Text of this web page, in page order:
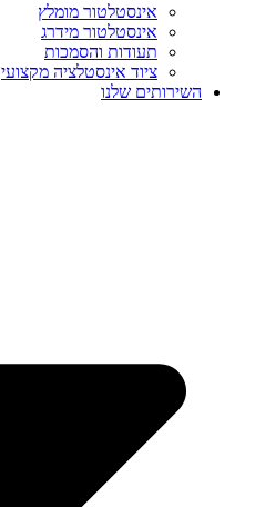
אינסטלטור מומלץ
אינסטלטור מידרג
תעודות והסמכות
ציוד אינסטלציה מקצועי
השירותים שלנו